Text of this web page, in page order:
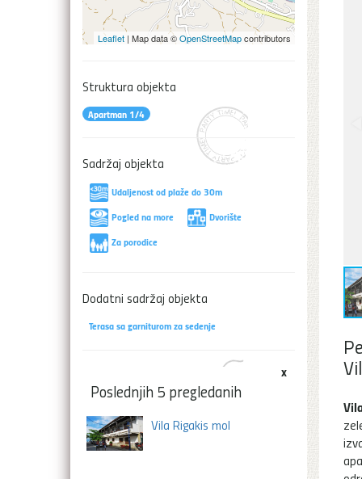
Leaflet| Map data ©OpenStreetMapcontributors
Struktura objekta
Apartman 1/4
Sadržaj objekta
Udaljenost od plaže do 30m
Pogled na more
Dvorište
Za porodice
Dodatni sadržaj objekta
Terasa sa garniturom za sedenje
x
Poslednjih 5 pregledanih
Vila Rigakis mol